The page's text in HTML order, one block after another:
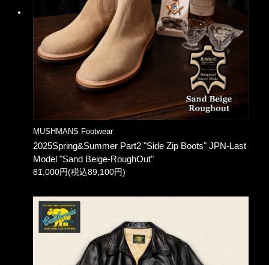
MUSHMANS Footwear
2025Spring&Summer Part2 "Side Zip Boots" JPN-Last
Model "Sand Beige-RoughOut"
81,000円(税込89,100円)